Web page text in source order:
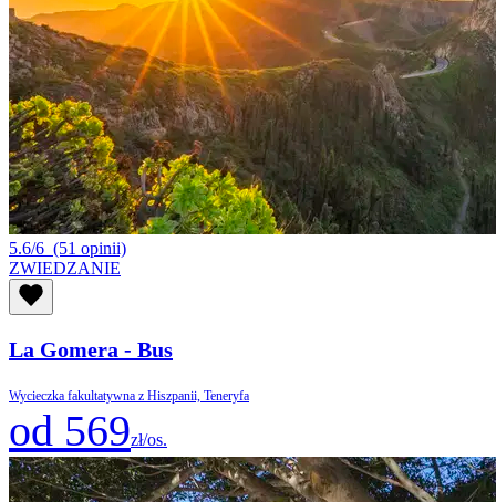
5.6/6 (51 opinii)
ZWIEDZANIE
La Gomera - Bus
Wycieczka fakultatywna z Hiszpanii, Teneryfa
od 569zł/os.